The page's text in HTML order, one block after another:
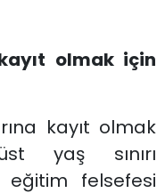
olmak için
kayıt olmak
yaş sınırı
eğitim felsefesi